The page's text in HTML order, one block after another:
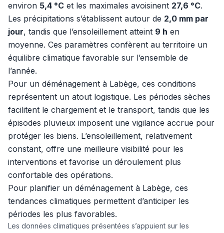
environ 5,4 °C et les maximales avoisinent 27,6 °C.
Les précipitations s’établissent autour de 2,0 mm par
jour, tandis que l’ensoleillement atteint 9 h en
moyenne. Ces paramètres confèrent au territoire un
équilibre climatique favorable sur l’ensemble de
l’année.
Pour un déménagement à Labège, ces conditions
représentent un atout logistique. Les périodes sèches
facilitent le chargement et le transport, tandis que les
épisodes pluvieux imposent une vigilance accrue pour
protéger les biens. L’ensoleillement, relativement
constant, offre une meilleure visibilité pour les
interventions et favorise un déroulement plus
confortable des opérations.
Pour planifier un déménagement à Labège, ces
tendances climatiques permettent d’anticiper les
périodes les plus favorables.
Les données climatiques présentées s’appuient sur les